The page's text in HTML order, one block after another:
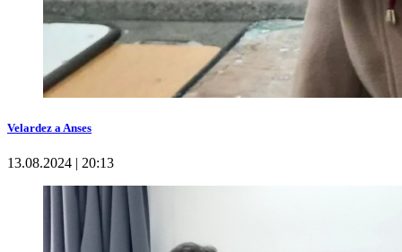
Velardez a Anses
13.08.2024 | 20:13